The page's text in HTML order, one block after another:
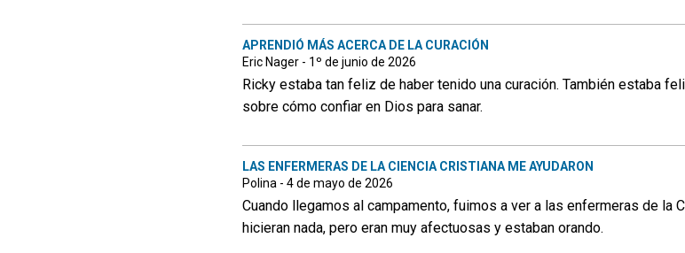
APRENDIÓ MÁS ACERCA DE LA CURACIÓN
Eric Nager - 1º de junio de 2026
Ricky estaba tan feliz de haber tenido una curación. También estaba
sobre cómo confiar en Dios para sanar.
LAS ENFERMERAS DE LA CIENCIA CRISTIANA ME AYUDARON
Polina - 4 de mayo de 2026
Cuando llegamos al campamento, fuimos a ver a las enfermeras de la
hicieran nada, pero eran muy afectuosas y estaban orando.